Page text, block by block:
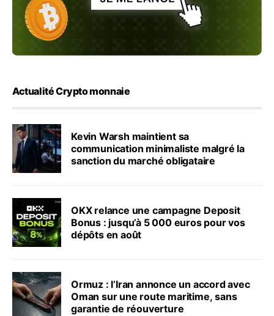
Actualité Crypto monnaie
Kevin Warsh maintient sa
communication minimaliste malgré la
sanction du marché obligataire
OKX relance une campagne Deposit
Bonus : jusqu’à 5 000 euros pour vos
dépôts en août
Ormuz : l’Iran annonce un accord avec
Oman sur une route maritime, sans
garantie de réouverture